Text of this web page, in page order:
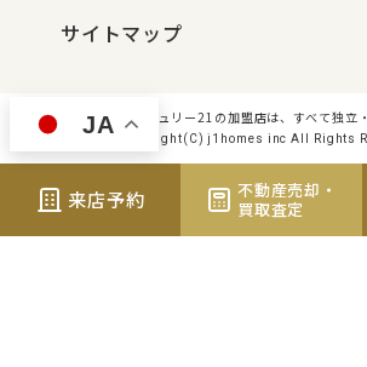
サイトマップ
センチュリー21の加盟店は、すべて独立
Copyright(C) j1homes inc All Rights
来店予約
不動産売却・
買取査定
JA